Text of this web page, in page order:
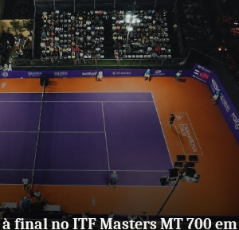
final no ITF Masters MT 700 em